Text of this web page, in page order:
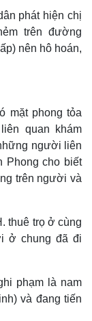
phát hiện chị
trên đường
nên hô hoán,
mặt phong tỏa
quan khám
người liên
Phong cho biết
trên người và
thuê trọ ở cùng
ở chung đã đi
phạm là nam
và đang tiến